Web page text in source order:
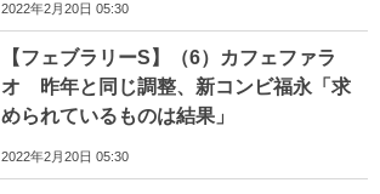
2022年2月20日 05:30
【フェブラリーS】（6）カフェファラ
オ 昨年と同じ調整、新コンビ福永「求
められているものは結果」
2022年2月20日 05:30